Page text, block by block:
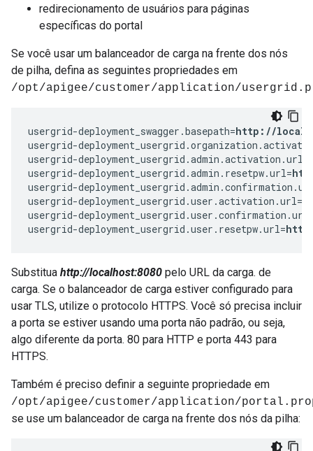
redirecionamento de usuários para páginas
específicas do portal
Se você usar um balanceador de carga na frente dos nós
de pilha, defina as seguintes propriedades em
/opt/apigee/customer/application/
usergrid-deployment_swagger.basepath=http://
usergrid-
usergrid-deployment_usergrid.admin.activation.url=
usergrid-deployment_usergrid.admin.resetpw.url=
usergrid-
usergrid-deployment_usergrid.user.activation.url=
usergrid-
usergrid-deployment_usergrid.user.resetpw.url=
Substitua http://localhost:8080 pelo URL da carga. de
carga. Se o balanceador de carga estiver configurado para
usar TLS, utilize o protocolo HTTPS. Você só precisa incluir
a porta se estiver usando uma porta não padrão, ou seja,
algo diferente da porta. 80 para HTTP e porta 443 para
HTTPS.
Também é preciso definir a seguinte propriedade em
/opt/apigee/customer/application/
se use um balanceador de carga na frente dos nós da pilha: